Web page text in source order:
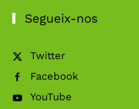
Segueix-nos
Twitter
Facebook
YouTube